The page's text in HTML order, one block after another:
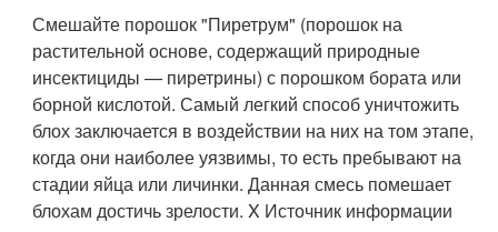
Смешайте порошок "Пиретрум" (порошок на
растительной основе, содержащий природные
инсектициды — пиретрины) с порошком бората или
борной кислотой. Самый легкий способ уничтожить
блох заключается в воздействии на них на том этапе,
когда они наиболее уязвимы, то есть пребывают на
стадии яйца или личинки. Данная смесь помешает
блохам достичь зрелости. X Источник информации